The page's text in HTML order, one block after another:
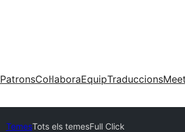
PatronsCol·laboraEquipTraduccions
TemesTots els temesFull Click